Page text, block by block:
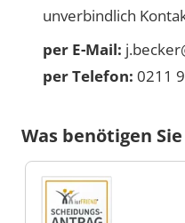
unverbindlich
per E-Mail:
per Telefon: 0211
Was benötigen